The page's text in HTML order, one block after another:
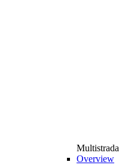
Multistrada
Overview